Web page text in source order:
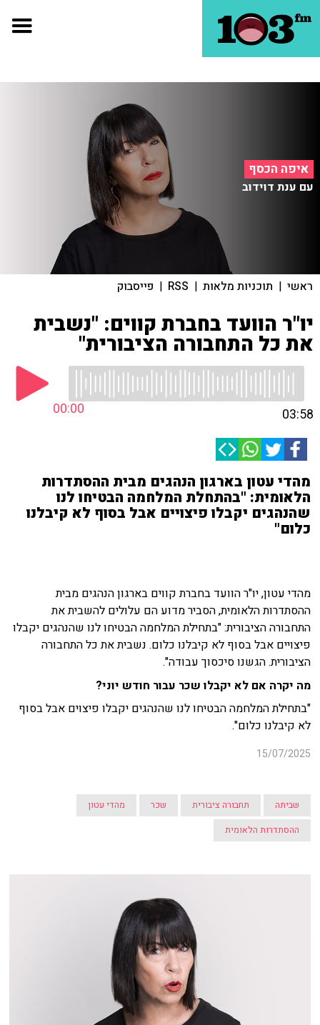
איפה הכסף
עם ענת דוידוב
ראשי | תוכניות מלאות |
RSS
| פייסבוק
יו"ר הוועד בחברת קווים: "נשבית
את כל התחבורה הציבורית"
00:00 03:58
מהדי עטון בארגון הנהגים מבית ההסתדרות
הלאומית: "בהתחלת המלחמה הבטיחו לנו
שהנהגים יקבלו פיצויים אבל בסוף לא קיבלנו
כלום"
מהדי עטון, יו"ר הוועד בחברת קווים בארגון הנהגים מבית
ההסתדרות הלאומית, הסביר מדוע הם עלולים להשבית את
התחבורה הציבורית: "בתחילת המלחמה הבטיחו לנו שהנהגים יקבלו
פיצויים אבל בסוף לא קיבלנו כלום. נשבית את כל התחבורה
הציבורית. הגשנו סיכסוך עבודה".
מה יקרה אם לא יקבלו שכר עבור חודש יוני?
"בתחילת המלחמה הבטיחו לנו שהנהגים יקבלו פיצוים אבל בסוף
לא קיבלנו כלום".
15/07/2025
שביתה תחבורה ציבורית שכר
מהדי עטון
ההסתדרות הלאומית